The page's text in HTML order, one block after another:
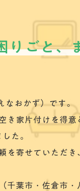
りごと、
おかず）です。
き家片付けを得意
た。
寄せていただ
葉市・佐倉市